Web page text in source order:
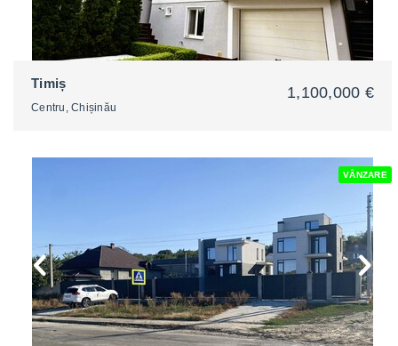
Timiș
Centru, Chișinău
1,100,000 €
VÂNZARE